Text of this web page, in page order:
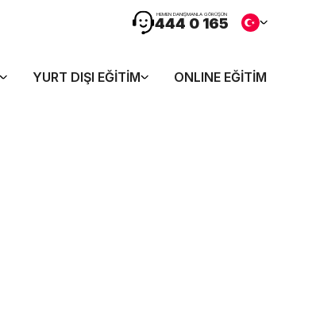
HEMEN DANIŞMANLA GÖRÜŞÜN
444 0 165
YURT DIŞI EĞITIM ONLINE EĞITIM